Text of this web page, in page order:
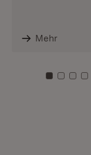
Mehr
ZuZuZu